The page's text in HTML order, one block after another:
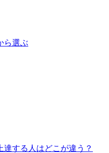
ら選ぶ
する人はどこが違う？